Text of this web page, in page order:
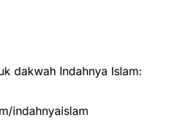
dakwah Indahnya Islam:
indahnyaislam